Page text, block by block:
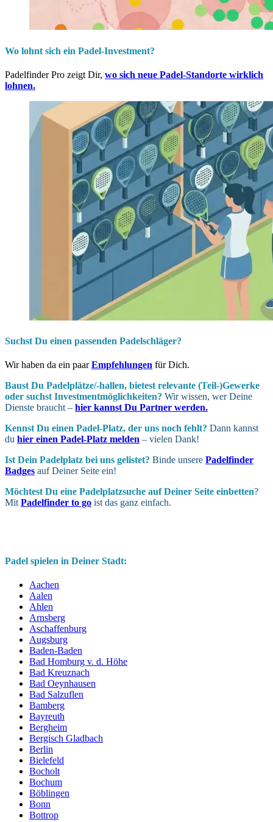
Wo lohnt sich ein Padel-Investment?
Padelfinder Pro zeigt Dir, wo sich neue Padel-Standorte wirklich
lohnen.
Suchst Du einen passenden Padelschläger?
Wir haben da ein paarEmpfehlungen für Dich.
Baust Du Padel­plätze/-hallen, bietest relevante (Teil-)Gewerke
oder suchst In­vest­ment­möglich­keiten? Wir wissen, wer Deine
Dienste braucht – hier kannst Du Partner werden.
Kennst Du einen Padel-Platz, der uns noch fehlt? Dann kannst
du hier einen Padel-Platz melden – vielen Dank!
Ist Dein Padel­platz bei uns gelistet? Binde unsere Padelfinder
Badges auf Deiner Seite ein!
Möchtest Du eine Padel­platz­suche auf Deiner Seite ein­betten?
MitPadelfinder to go ist das ganz einfach.
Padel spielen in Deiner Stadt:
Aachen
Aalen
Ahlen
Arnsberg
Aschaffenburg
Augsburg
Baden-Baden
Bad Homburg v. d. Höhe
Bad Kreuznach
Bad Oeynhausen
Bad Salzuflen
Bamberg
Bayreuth
Bergheim
Bergisch Gladbach
Berlin
Bielefeld
Bocholt
Bochum
Böblingen
Bonn
Bottrop